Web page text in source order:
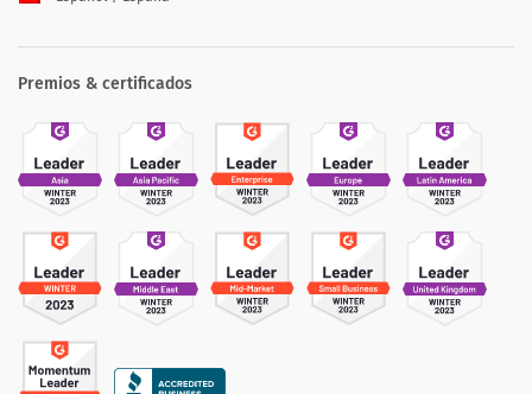
Premios & certificados